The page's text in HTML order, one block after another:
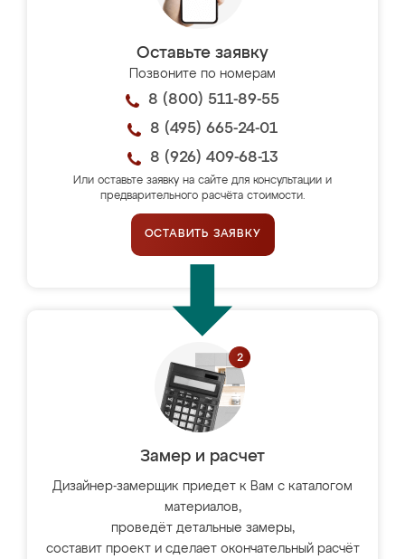
Оставьте заявку
Позвоните по номерам
8 (800) 511-89-55
8 (495) 665-24-01
8 (926) 409-68-13
Или оставьте заявку на сайте для консультации и
предварительного расчёта стоимости.
ОСТАВИТЬ ЗАЯВКУ
Замер и расчет
Дизайнер-замерщик приедет к Вам с каталогом
материалов,
проведёт детальные замеры,
составит проект и сделает окончательный расчёт